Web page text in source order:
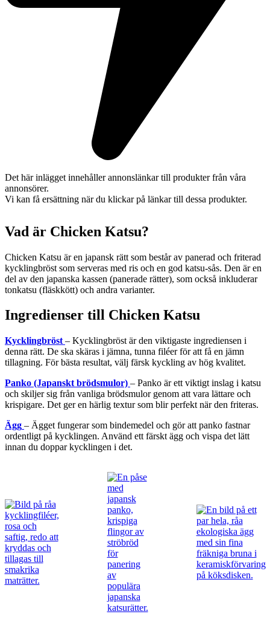
Det här inlägget innehåller annonslänkar till produkter från våra
annonsörer.
Vi kan få ersättning när du klickar på länkar till dessa produkter.
Vad är Chicken Katsu?
Chicken Katsu är en japansk rätt som består av panerad och friterad
kycklingbröst som serveras med ris och en god katsu-sås. Den är en
del av den japanska kassen (panerade rätter), som också inkluderar
tonkatsu (fläskkött) och andra varianter.
Ingredienser till Chicken Katsu
Kycklingbröst – Kycklingbröst är den viktigaste ingrediensen i
denna rätt. De ska skäras i jämna, tunna filéer för att få en jämn
tillagning. För bästa resultat, välj färsk kyckling av hög kvalitet.
Panko (Japanskt brödsmulor) – Panko är ett viktigt inslag i katsu
och skiljer sig från vanliga brödsmulor genom att vara lättare och
krispigare. Det ger en härlig textur som blir perfekt när den friteras.
Ägg – Ägget fungerar som bindemedel och gör att panko fastnar
ordentligt på kycklingen. Använd ett färskt ägg och vispa det lätt
innan du doppar kycklingen i det.